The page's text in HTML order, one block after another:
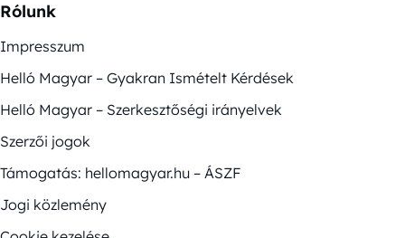
Rólunk
Impresszum
Helló Magyar – Gyakran Ismételt Kérdések
Helló Magyar – Szerkesztőségi irányelvek
Szerzői jogok
Támogatás: hellomagyar.hu – ÁSZF
Jogi közlemény